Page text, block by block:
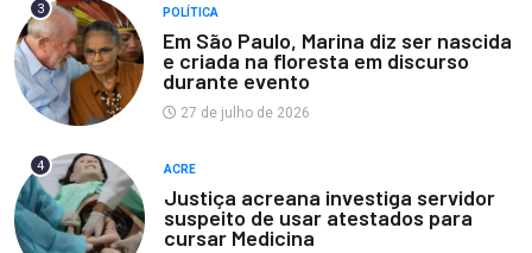
3 POLÍTICA
Em São Paulo, Marina diz ser nascida
e criada na floresta em discurso
durante evento
27 de julho de 2026
4 ACRE
Justiça acreana investiga servidor
suspeito de usar atestados para
cursar Medicina